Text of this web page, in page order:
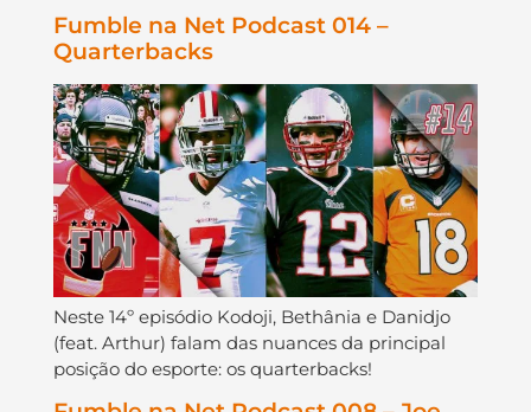
Fumble na Net Podcast 014 –
Quarterbacks
Neste 14º episódio Kodoji, Bethânia e Danidjo
(feat. Arthur) falam das nuances da principal
posição do esporte: os quarterbacks!